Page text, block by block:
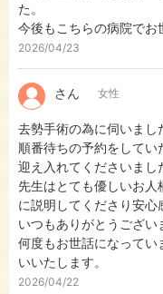
た。
今後もこちらの病院でお
2026/04/23
さん 女性
去勢手術の為に伺いまし
順番待ちの予約をして
迎え入れてくださいまし
先生はとても優しいお
に説明してくださり安心
いつもありがとうござい
何度もお世話になって
いいたします。
2026/04/22